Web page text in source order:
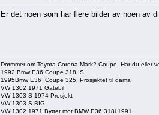
Er det noen som har flere bilder av noen av
Drømmer om Toyota Corona Mark2 Coupe. Har du eller
1992 Bmw E36 Coupe 318 IS
1995Bmw E36 Coupe 325. Prosjektet til dama
VW 1302 1971 Gatebil
VW 1303 S 1974 Prosjekt
VW 1303 S BIG
VW 1302 1971 Byttet mot BMW E36 318i 1991